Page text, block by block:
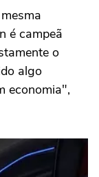
é campeã
o
algo
economia",